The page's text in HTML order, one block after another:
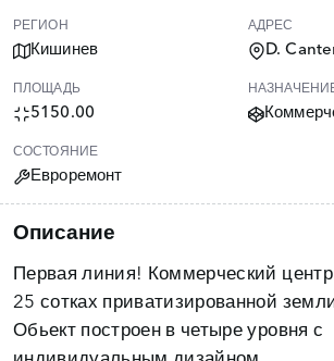
РЕГИОН
Кишинев
АДРЕС
D.
ПЛОЩАДЬ
5150.00
СОСТОЯНИЕ
Евроремонт
Описание
Первая линия! Коммерческий
25 сотках приватизированной
Обьект построен в четыре уровня с